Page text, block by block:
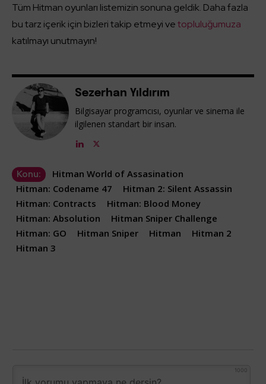
Tüm Hitman oyunları listemizin sonuna geldik. Daha fazla
bu tarz içerik için bizleri takip etmeyi vetopluluğumuza
katılmayı unutmayın!
Sezerhan Yıldırım
Bilgisayar programcısı, oyunlar ve sinema ile
ilgilenen standart bir insan.
Konu:
Hitman World of Assasination
Hitman: Codename 47
Hitman 2: Silent Assassin
Hitman: Contracts
Hitman: Blood Money
Hitman: Absolution
Hitman Sniper Challenge
Hitman: GO
Hitman Sniper Hitman
Hitman 2
Hitman 3
1000